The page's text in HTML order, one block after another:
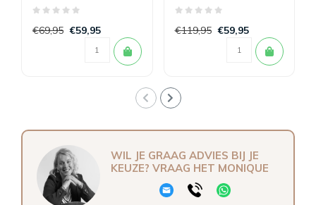
€69,95 €59,95 €119,95 €59,95
WIL JE GRAAG ADVIES BIJ JE
KEUZE? VRAAG HET MONIQUE